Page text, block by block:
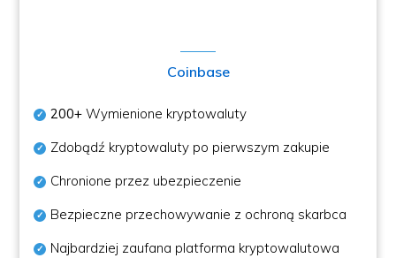
Coinbase
200+ Wymienione kryptowaluty
Zdobądź kryptowaluty po pierwszym zakupie
Chronione przez ubezpieczenie
Bezpieczne przechowywanie z ochroną skarbca
Najbardziej zaufana platforma kryptowalutowa